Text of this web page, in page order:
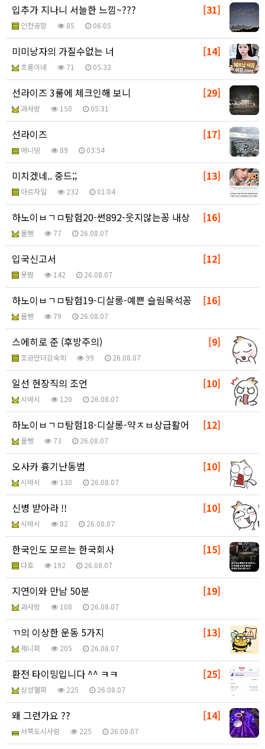
[31]
입추가 지나니 서늘한 느낌~???
인천공항 85 06:05
[14]
미미낭자의 가질수없는 너
초롱이네 71 05:32
[29]
선라이즈 3룸에 체크인해 보니
과사랑 150 05:31
[17]
선라이즈
에니띵 89 03:54
[13]
미치겠네.. 중드;;
아르자일 232 01:04
[16]
하노이ㅂㄱㅁ탐험20-썬892-웃지않는꽁 내상
몰빵 77 26.08.07
[12]
입국신고서
못짬 142 26.08.07
[16]
하노이ㅂㄱㅁ탐험19-디살롱-예쁜 슬림목석꽁
몰빵 79 26.08.07
[9]
스에히로 준 (후방주의)
조금만더김숙희 99 26.08.07
[10]
일선 현장직의 조언
시바시 120 26.08.07
[12]
하노이ㅂㄱㅁ탐험18-디살롱-약ㅈㅂ상급활어
몰빵 73 26.08.07
[10]
오사카 흉기난동범
시바시 130 26.08.07
[10]
신병 받아라 !!
시바시 82 26.08.07
[15]
한국인도 모르는 한국회사
다호 192 26.08.07
[19]
지연이와 만남 50분
과사랑 108 26.08.07
[13]
ㄲ의 이상한 운동 5가지
제니퍼 205 26.08.07
[25]
환전 타이밍입니다 ^^ ㅋㅋ
삼성헬퍼 225 26.08.07
[14]
왜 그런가요 ??
서쪽도시사람 225 26.08.07